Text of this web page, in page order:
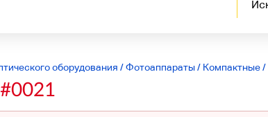
оборудования /Фотоаппараты/ Компактные/